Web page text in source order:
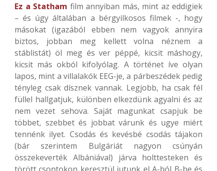
Ez a Statham film annyiban más, mint az eddigiek
– és úgy általában a bérgyilkosos filmek -, hogy
másokat (igazából ebben nem vagyok annyira
biztos, jobban meg kellett volna néznem a
stáblistát) öl meg és ver péppé, kicsit máshogy,
kicsit más okból kifolyólag. A történet íve olyan
lapos, mint a villalakók EEG-je, a párbeszédek pedig
tényleg csak dísznek vannak. Legjobb, ha csak fél
füllel hallgatjuk, különben elkezdünk agyalni és az
nem vezet sehova. Saját magunkat csapjuk be
többet, szebbet és jobbat várunk és ugye miért
tennénk ilyet. Csodás és kevésbé csodás tájakon
(bár szerintem Bulgáriát nagyon csúnyán
összekeverték Albániával) járva holttesteken és